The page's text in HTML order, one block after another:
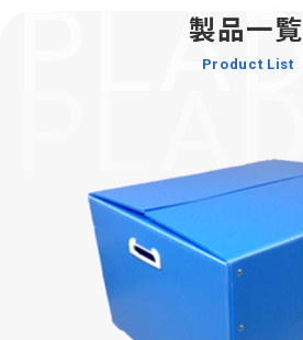
製品一覧